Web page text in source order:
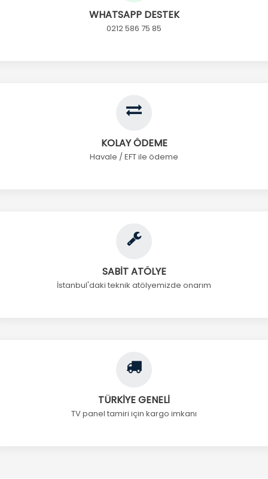
WHATSAPP DESTEK
0212 586 75 85
KOLAY ÖDEME
Havale / EFT ile ödeme
SABİT ATÖLYE
İstanbul'daki teknik atölyemizde onarım
TÜRKİYE GENELİ
TV panel tamiri için kargo imkanı